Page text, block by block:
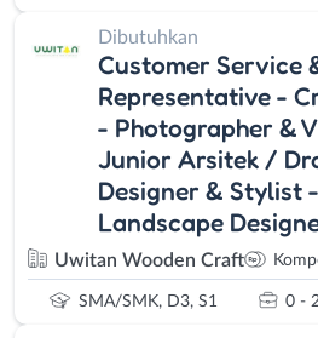
Dibutuhkan
Customer Service
Representative -
- Photographer &
Junior Arsitek /
Designer & Stylist
Landscape
Uwitan Wooden Craft
SMA/SMK, D3, S1 0 -